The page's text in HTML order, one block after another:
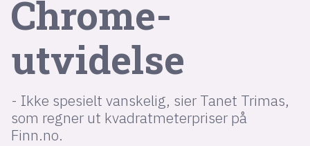
Chrome-
utvidelse
- Ikke spesielt vanskelig, sier Tanet Trimas,
som regner ut kvadratmeterpriser på
Finn.no.
annonseguide
Bli firmapartner